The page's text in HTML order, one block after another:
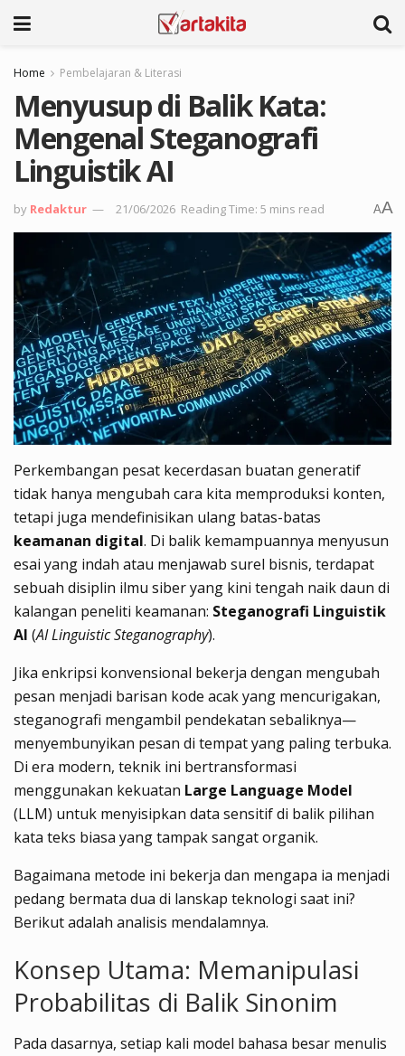
Home Pembelajaran & Literasi
Menyusup di Balik Kata:
Mengenal Steganografi
Linguistik AI
by Redaktur 21/06/2026 Reading Time: 5 mins read AA
Perkembangan pesat kecerdasan buatan generatif
tidak hanya mengubah cara kita memproduksi konten,
keamanan digital. Di balik kemampuannya menyusun
esai yang indah atau menjawab surel bisnis, terdapat
sebuah disiplin ilmu siber yang kini tengah naik daun di
kalangan peneliti keamanan: Steganografi Linguistik
AI (AI Linguistic Steganography).
Jika enkripsi konvensional bekerja dengan mengubah
pesan menjadi barisan kode acak yang mencurigakan,
steganografi mengambil pendekatan sebaliknya—
menyembunyikan pesan di tempat yang paling terbuka.
Di era modern, teknik ini bertransformasi
menggunakan kekuatan Large Language Model
(LLM) untuk menyisipkan data sensitif di balik pilihan
kata teks biasa yang tampak sangat organik.
Bagaimana metode ini bekerja dan mengapa ia menjadi
pedang bermata dua di lanskap teknologi saat ini?
Berikut adalah analisis mendalamnya.
Konsep Utama: Memanipulasi
Probabilitas di Balik Sinonim
Pada dasarnya, setiap kali model bahasa besar menulis